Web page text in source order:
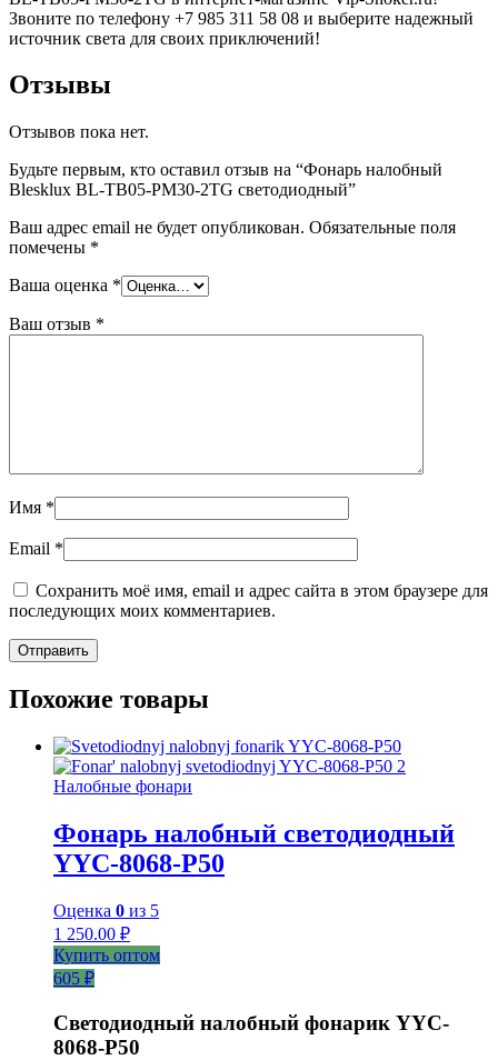
Звоните по телефону +7 985 311 58 08 и выберите надежный
источник света для своих приключений!
Отзывы
Отзывов пока нет.
Будьте первым, кто оставил отзыв на “Фонарь налобный
Blesklux BL-TB05-PM30-2TG светодиодный”
Ваш адрес email не будет опубликован. Обязательные поля
помечены *
Ваша оценка *
Ваш отзыв *
Имя *
Email *
Сохранить моё имя, email и адрес сайта в этом браузере для
последующих моих комментариев.
Похожие товары
Налобные фонари
Фонарь налобный светодиодный
YYC-8068-P50
Оценка 0 из 5
1 250.00 ₽
Купить оптом
605 ₽
Светодиодный налобный фонарик YYC-
8068-P50